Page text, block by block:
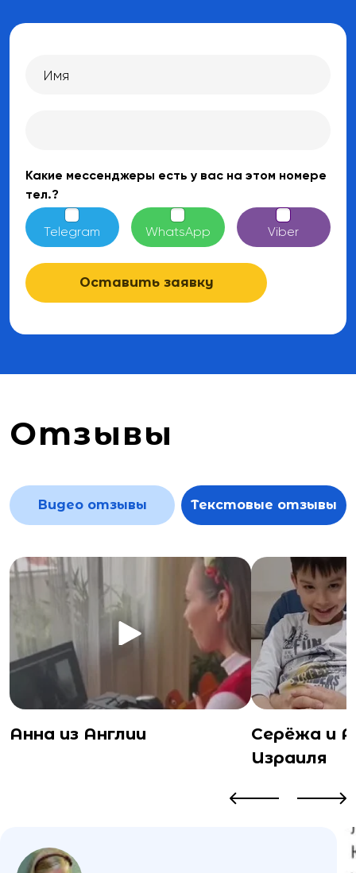
Какие мессенджеры есть у вас на этом номере
тел.?
Telegram WhatsApp Viber
Оставить заявку
Отзывы
Видео отзывы Текстовые отзывы
Анна из Англии
Серёжа и
Израиля
Оставить заявку